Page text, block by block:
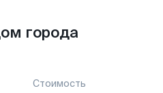
города
Стоимость